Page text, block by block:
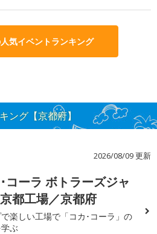
気イベントランキング
ング【京都府】
2026/08/09 更新
コーラ ボトラーズジャ
都工場／京都府
楽しい工場で「コカ･コーラ」の
ぶ